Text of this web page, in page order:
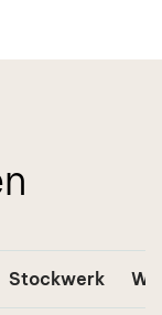
Stockwerk